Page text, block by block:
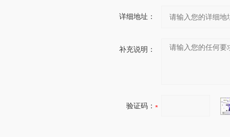
详细地址：
补充说明：
验证码：